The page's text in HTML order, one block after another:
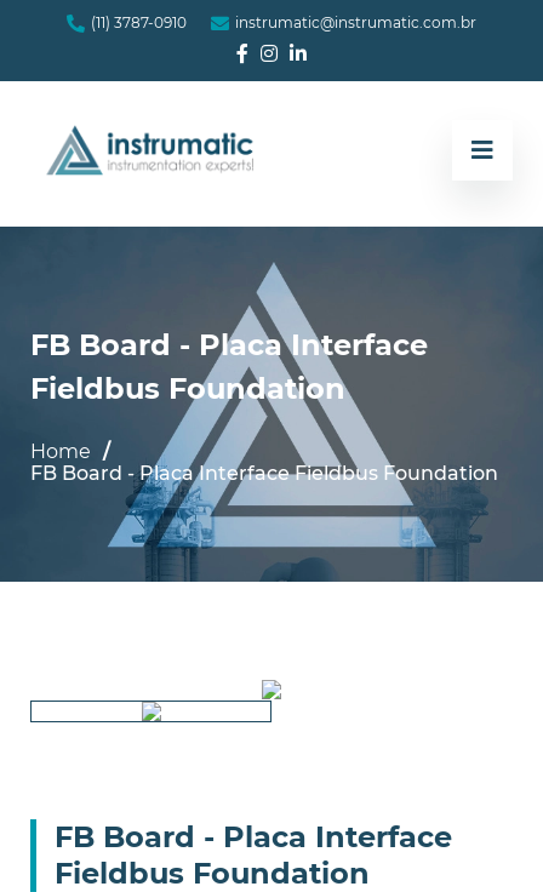
(11) 3787-0910 instrumatic@instrumatic.com.br
FB Board - Placa Interface
Fieldbus Foundation
Home
FB Board - Placa Interface Fieldbus Foundation
FB Board - Placa Interface
Fieldbus Foundation